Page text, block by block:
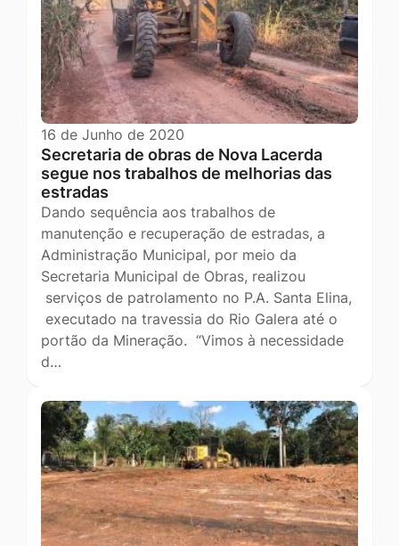
16 de Junho de 2020
Secretaria de obras de Nova Lacerda
segue nos trabalhos de melhorias das
estradas
Dando sequência aos trabalhos de
manutenção e recuperação de estradas, a
Administração Municipal, por meio da
Secretaria Municipal de Obras, realizou
serviços de patrolamento no P.A. Santa Elina,
executado na travessia do Rio Galera até o
portão da Mineração. “Vimos à necessidade
d…